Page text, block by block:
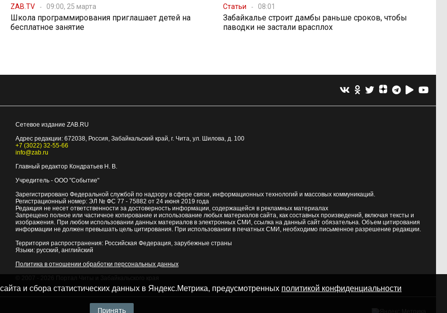
ZAB.TV 09:00, 25 марта
Школа программирования приглашает детей на
бесплатное занятие
Статьи 08:01
Забайкалье строит дамбы раньше сроков, чтобы
паводки не застали врасплох
Сетевое издание ZAB.RU
Адрес редакции: 672038, Россия, Забайкальский край, г. Чита, ул. Шилова, д. 100
+7 (3022) 32-55-66
info@zab.ru
Главный редактор Кондратьев Н. В.
Учредитель - ООО "Событие"
Зарегистрировано Федеральной службой по надзору в сфере связи, информационных технологий и массовых коммуникаций.
Регистрационный номер: ЭЛ № ФС 77 - 75882 от 24 июня 2019 года
Редакция не несет ответственности за достоверность информации, содержащейся в рекламных материалах
Запрещено полное или частичное копирование и использование любых материалов сайта, как составных произведений, включая тексты и
изображения. При любом использовании данных материалов в электронных СМИ, ссылка на данный сайт обязательна. Объем цитирования
информации не должен превышать цель цитирования. При использовании в печатных СМИ, необходимо письменное разрешение редакции.
Территория распространения: Российская Федерация, зарубежные страны
Языки: русский, английский
Политика в отношении обработки персональных данных
и сбора статистических данных в Яндекс.Метрика, предусмотренных политикой конфиденциальности
Принять